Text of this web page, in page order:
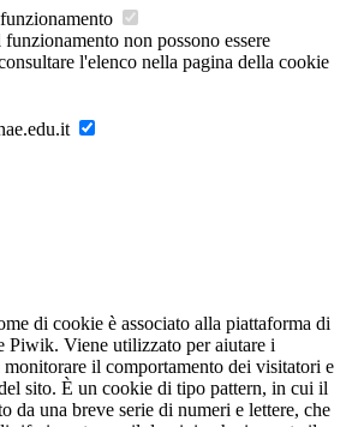
non possono essere
l'elenco nella pagina della cookie
di cookie è associato alla piattaforma di
Piwik. Viene utilizzato per aiutare i
il comportamento dei visitatori e
sito. È un cookie di tipo pattern, in cui il
da una breve serie di numeri e lettere, che